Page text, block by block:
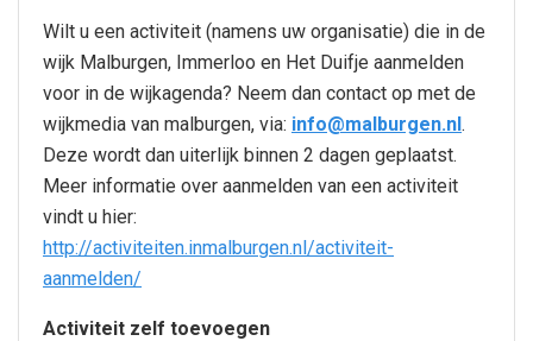
Wilt u een activiteit (namens uw organisatie) die in de
wijk Malburgen, Immerloo en Het Duifje aanmelden
voor in de wijkagenda? Neem dan contact op met de
wijkmedia van malburgen, via: info@malburgen.nl.
Deze wordt dan uiterlijk binnen 2 dagen geplaatst.
Meer informatie over aanmelden van een activiteit
vindt u hier:
http://activiteiten.inmalburgen.nl/activiteit-
aanmelden/
Activiteit zelf toevoegen